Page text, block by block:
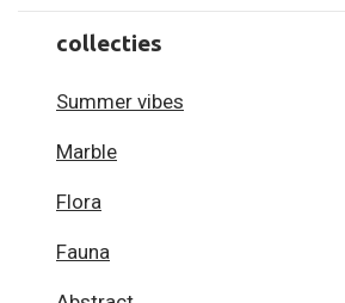
collecties
Summer vibes
Marble
Flora
Fauna